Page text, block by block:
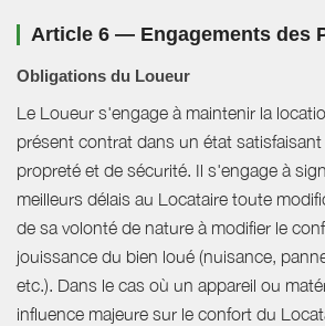
Article 6 — Engagements des
Obligations du Loueur
Le Loueur s'engage à maintenir la
présent contrat dans un état
propreté et de sécurité. Il s'engage à
meilleurs délais au Locataire toute
de sa volonté de nature à modifier le
jouissance du bien loué (nuisance,
etc.). Dans le cas où un appareil ou
influence majeure sur le confort du